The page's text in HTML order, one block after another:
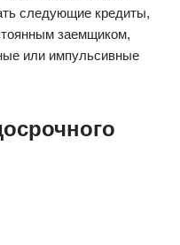
следующие кредиты,
заемщиком,
или импульсивные